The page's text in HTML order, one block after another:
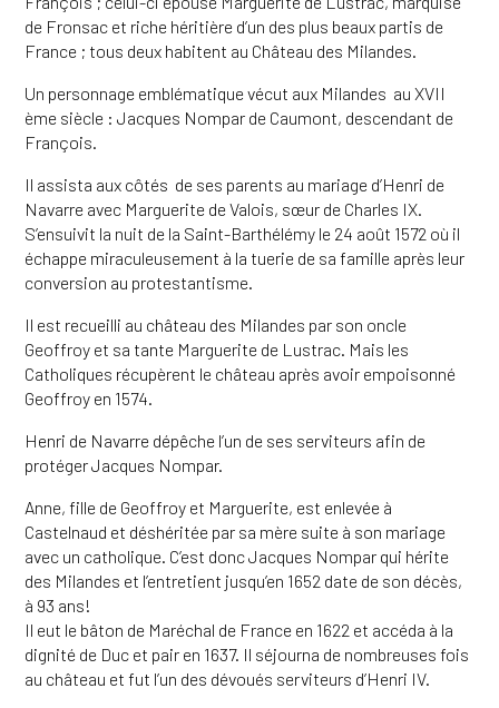
de Fronsac et riche héritière d’un des plus beaux partis de
France ; tous deux habitent au Château des Milandes.
Un personnage emblématique vécut aux Milandes au XVII
ème siècle : Jacques Nompar de Caumont, descendant de
François.
Il assista aux côtés de ses parents au mariage d’Henri de
Navarre avec Marguerite de Valois, sœur de Charles IX.
S’ensuivit la nuit de la Saint-Barthélémy le 24 août 1572 où il
échappe miraculeusement à la tuerie de sa famille après leur
conversion au protestantisme.
Il est recueilli au château des Milandes par son oncle
Geoffroy et sa tante Marguerite de Lustrac. Mais les
Catholiques récupèrent le château après avoir empoisonné
Geoffroy en 1574.
Henri de Navarre dépêche l’un de ses serviteurs afin de
protéger Jacques Nompar.
Anne, fille de Geoffroy et Marguerite, est enlevée à
Castelnaud et déshéritée par sa mère suite à son mariage
avec un catholique. C’est donc Jacques Nompar qui hérite
des Milandes et l’entretient jusqu’en 1652 date de son décès,
à 93 ans!
Il eut le bâton de Maréchal de France en 1622 et accéda à la
dignité de Duc et pair en 1637. Il séjourna de nombreuses fois
au château et fut l’un des dévoués serviteurs d’Henri IV.